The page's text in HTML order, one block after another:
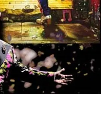
ーズ公演 超高音質
100Aniv. 米M.S.G公演 完全
カーディフ公演 IEM/AUD 完